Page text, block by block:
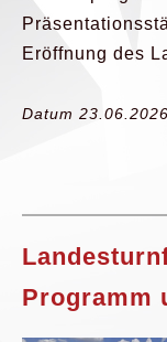
Eröffnung des
Datum 23.06.2026
Programm